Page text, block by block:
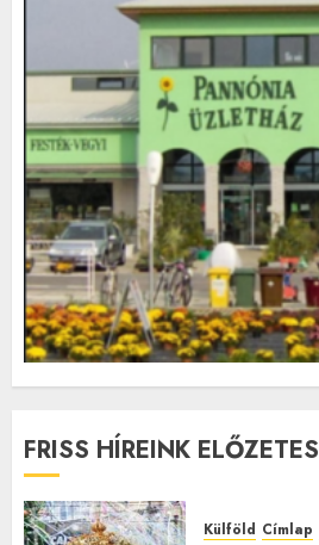
FRISS HÍREINK ELŐZETES
Külföld Címlap